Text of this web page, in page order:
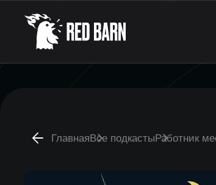
ГлавнаяВсе подкастыРаботник